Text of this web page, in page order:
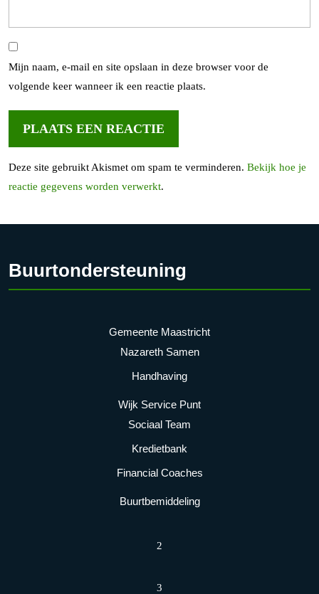
Mijn naam, e-mail en site opslaan in deze browser voor de
volgende keer wanneer ik een reactie plaats.
Deze site gebruikt Akismet om spam te verminderen. Bekijk hoe je
reactie gegevens worden verwerkt.
Buurtondersteuning
Gemeente Maastricht
Nazareth Samen
Handhaving
Wijk Service Punt
Sociaal Team
Kredietbank
Financial Coaches
Buurtbemiddeling
2
3